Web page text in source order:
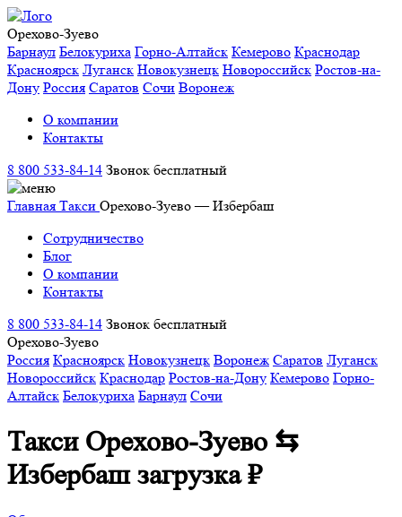
Орехово-Зуево
Барнаул Белокуриха Горно-Алтайск Кемерово Краснодар
Красноярск Луганск Новокузнецк Новороссийск Ростов-на-
Дону Россия Саратов Сочи Воронеж
О компании
Контакты
8 800 533-84-14 Звонок бесплатный
Главная Такси Орехово-Зуево — Избербаш
Сотрудничество
Блог
О компании
Контакты
8 800 533-84-14 Звонок бесплатный
Орехово-Зуево
Россия Красноярск Новокузнецк Воронеж Саратов Луганск
Новороссийск Краснодар Ростов-на-Дону Кемерово Горно-
Алтайск Белокуриха Барнаул Сочи
Такси Орехово-Зуево ⇆
Избербашзагрузка₽